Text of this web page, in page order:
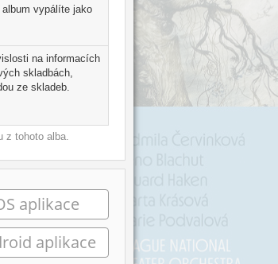
vypálíte jako
na informacích
skladbách,
ze skladeb.
z tohoto alba.
aplikace
aplikace